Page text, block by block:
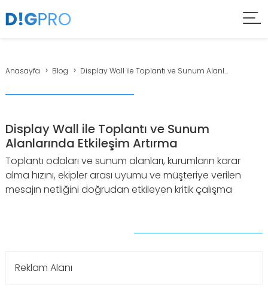
Anasayfa Blog Display Wall ile Toplantı ve Sunum Alanl...
Display Wall ile Toplantı ve Sunum
Alanlarında Etkileşim Artırma
Toplantı odaları ve sunum alanları, kurumların karar
alma hızını, ekipler arası uyumu ve müşteriye verilen
mesajın netliğini doğrudan etkileyen kritik çalışma
Reklam Alanı